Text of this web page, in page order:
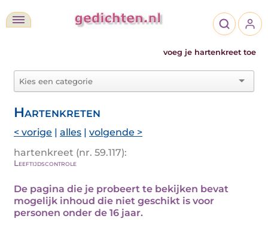
voeg je hartenkreet toe
Hartenkreten
< vorige | alles | volgende >
hartenkreet (nr. 59.117):
Leeftijdscontrole
De pagina die je probeert te bekijken bevat
mogelijk inhoud die niet geschikt is voor
personen onder de 16 jaar.